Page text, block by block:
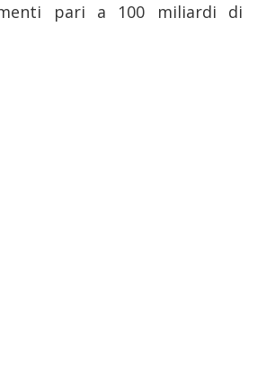
pari a 100 miliardi di